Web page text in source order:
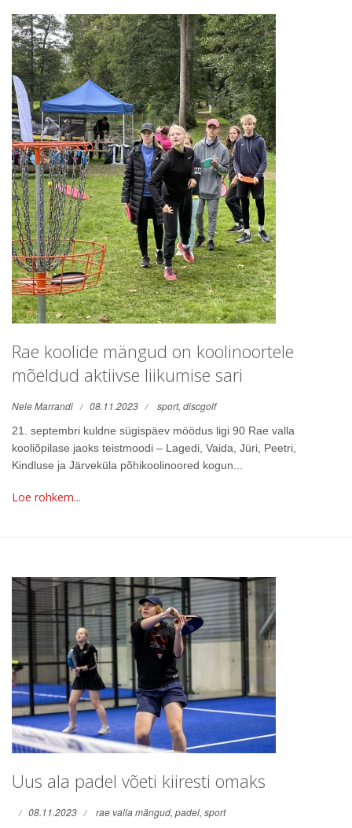
Rae koolide mängud on koolinoortele
mõeldud aktiivse liikumise sari
Nele Marrandi 08.11.2023 sport, discgolf
21. septembri kuldne sügispäev möödus ligi 90 Rae valla
kooliõpilase jaoks teistmoodi – Lagedi, Vaida, Jüri, Peetri,
Kindluse ja Järveküla põhikoolinoored kogun...
Loe rohkem...
Uus ala padel võeti kiiresti omaks
08.11.2023 rae valla mängud, padel, sport